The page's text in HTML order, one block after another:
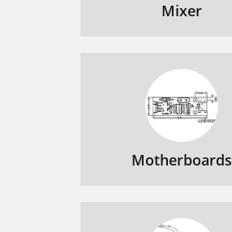
Mixer
Motherboards